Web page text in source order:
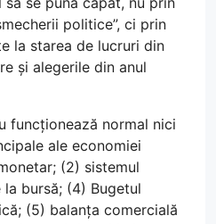
politice”, ci prin
la starea de lucruri din
și alegerile din anul
funcționează normal nici
ale economiei
(2) sistemul
bursă; (4) Bugetul
(5) balanța comercială